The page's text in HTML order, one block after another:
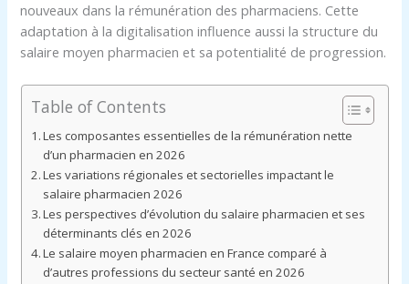
nouveaux dans la rémunération des pharmaciens. Cette
adaptation à la digitalisation influence aussi la structure du
salaire moyen pharmacien et sa potentialité de progression.
Table of Contents
Les composantes essentielles de la rémunération nette
d’un pharmacien en 2026
Les variations régionales et sectorielles impactant le
salaire pharmacien 2026
Les perspectives d’évolution du salaire pharmacien et ses
déterminants clés en 2026
Le salaire moyen pharmacien en France comparé à
d’autres professions du secteur santé en 2026